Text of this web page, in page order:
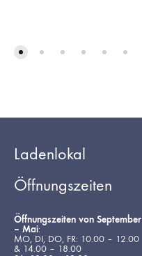
Ladenlokal
Öffnungszeiten
Öffnungszeiten von September
– Mai:
MO, DI, DO, FR: 10.00 – 12.00
& 14.00 – 18.00